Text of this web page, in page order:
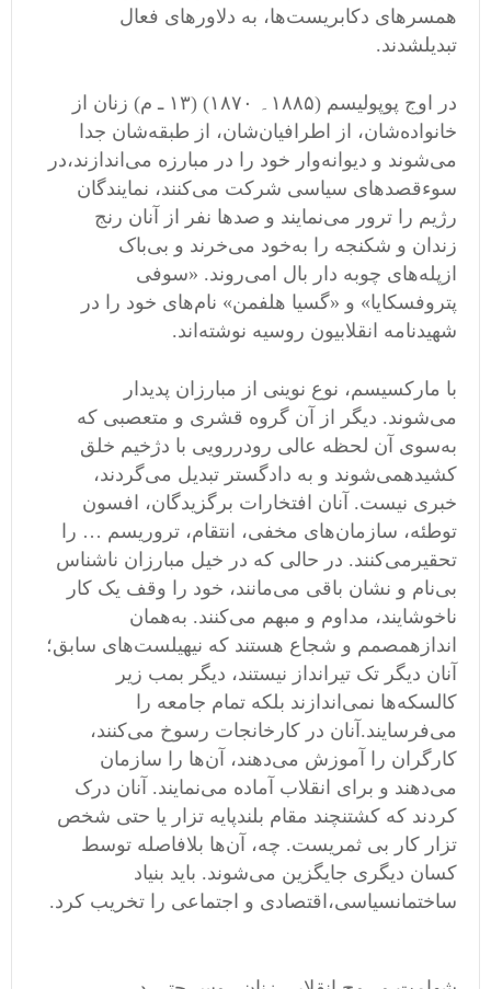
همسر های دکابریستها، به دلاورهای فعال
تبدیلشدند.
در اوج پوپولیسم (۱۸۸۵۔ ۱۸۷۰ ) (۱۳ ـ م ) زنان از
خانوادهشان، از اطرافیانشان، از طبقهشان جدا
میشوند و دیوانهوار خود را در مبارزه می اندازند،در
سوءقصدهای سیاسی شرکت میکنند، نمایندگان
رژیم را ترور مینمایند و صدها نفر از آنان رنج
زندان و شکنجه را بهخود میخرند و بیباک
ازپلههای چوبه دار بال امیروند. «سوفی
پتروفسکایا» و «گسیا هلفمن» نامهای خود را در
شهیدنامه انقلابیون روسیه نوشته اند.
با مارکسیسم، نوع نوینی از مبارزان پدیدار
میشوند. دیگر از آن گروه قشری و متعصبی که
بهسوی آن لحظه عالی رودر رویی با دژخیم خلق
کشیدهمیشوند و به دادگستر تبدیل میگردند،
خبری نیست. آنان افتخارات برگزیدگان، افسون
توطئه، سازمانهای مخفی، انتقام، تروریسم … را
تحقیرمیکنند. در حالی که در خیل مبارزان ناشناس
بینام و نشان باقی میمانند، خود را وقف یک کار
ناخوشایند، مداوم و مبهم میکنند. بههمان
اندازهمصمم و شجاع هستند که نیهیلستهای سابق؛
آنان دیگر تک تیرانداز نیستند، دیگر بمب زیر
کالسکهها نمی اندازند بلکه تمام جامعه را
میفرسایند. آنان در کارخانجات رسوخ میکنند،
کارگران را آموزش میدهند، آنها را سازمان
میدهند و برای انقلاب آماده مینمایند. آنان درک
کردند که کشتنچند مقام بلندپایه تزار یا حتی شخص
تزار کار بی ثمریست. چه، آنها بلافاصله توسط
کسان دیگری جایگزین میشوند. باید بنیاد
ساختمانسیاسی،اقتصادی و اجتماعی را تخریب کرد.